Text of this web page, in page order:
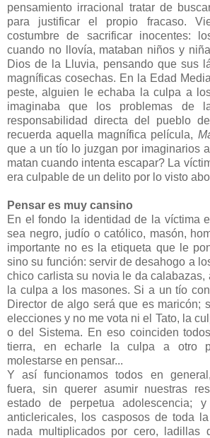
pensamiento irracional tratar de
para justificar el propio fracaso.
costumbre de sacrificar inocentes:
cuando no llovía, mataban niños y
Dios de la Lluvia, pensando que sus
magníficas cosechas. En la Edad
peste, alguien le echaba la culpa a
imaginaba que los problemas de
responsabilidad directa del pueblo
recuerda aquella magnífica película,
que a un tío lo juzgan por imaginarios
matan cuando intenta escapar? La
era culpable de un delito por lo visto
Pensar es muy cansino
En el fondo la identidad de la víctima
sea negro, judío o católico, masón,
importante no es la etiqueta que le
sino su función: servir de desahogo a
chico carlista su novia le da calabazas,
la culpa a los masones. Si a un tío
Director de algo será que es maricón;
elecciones y no me vota ni el Tato, la
o del Sistema. En eso coinciden
tierra, en echarle la culpa a otro
molestarse en pensar...
Y así funcionamos todos en
fuera, sin querer asumir nuestras
estado de perpetua adolescencia;
anticlericales, los casposos de toda
nada multiplicados por cero, ladillas